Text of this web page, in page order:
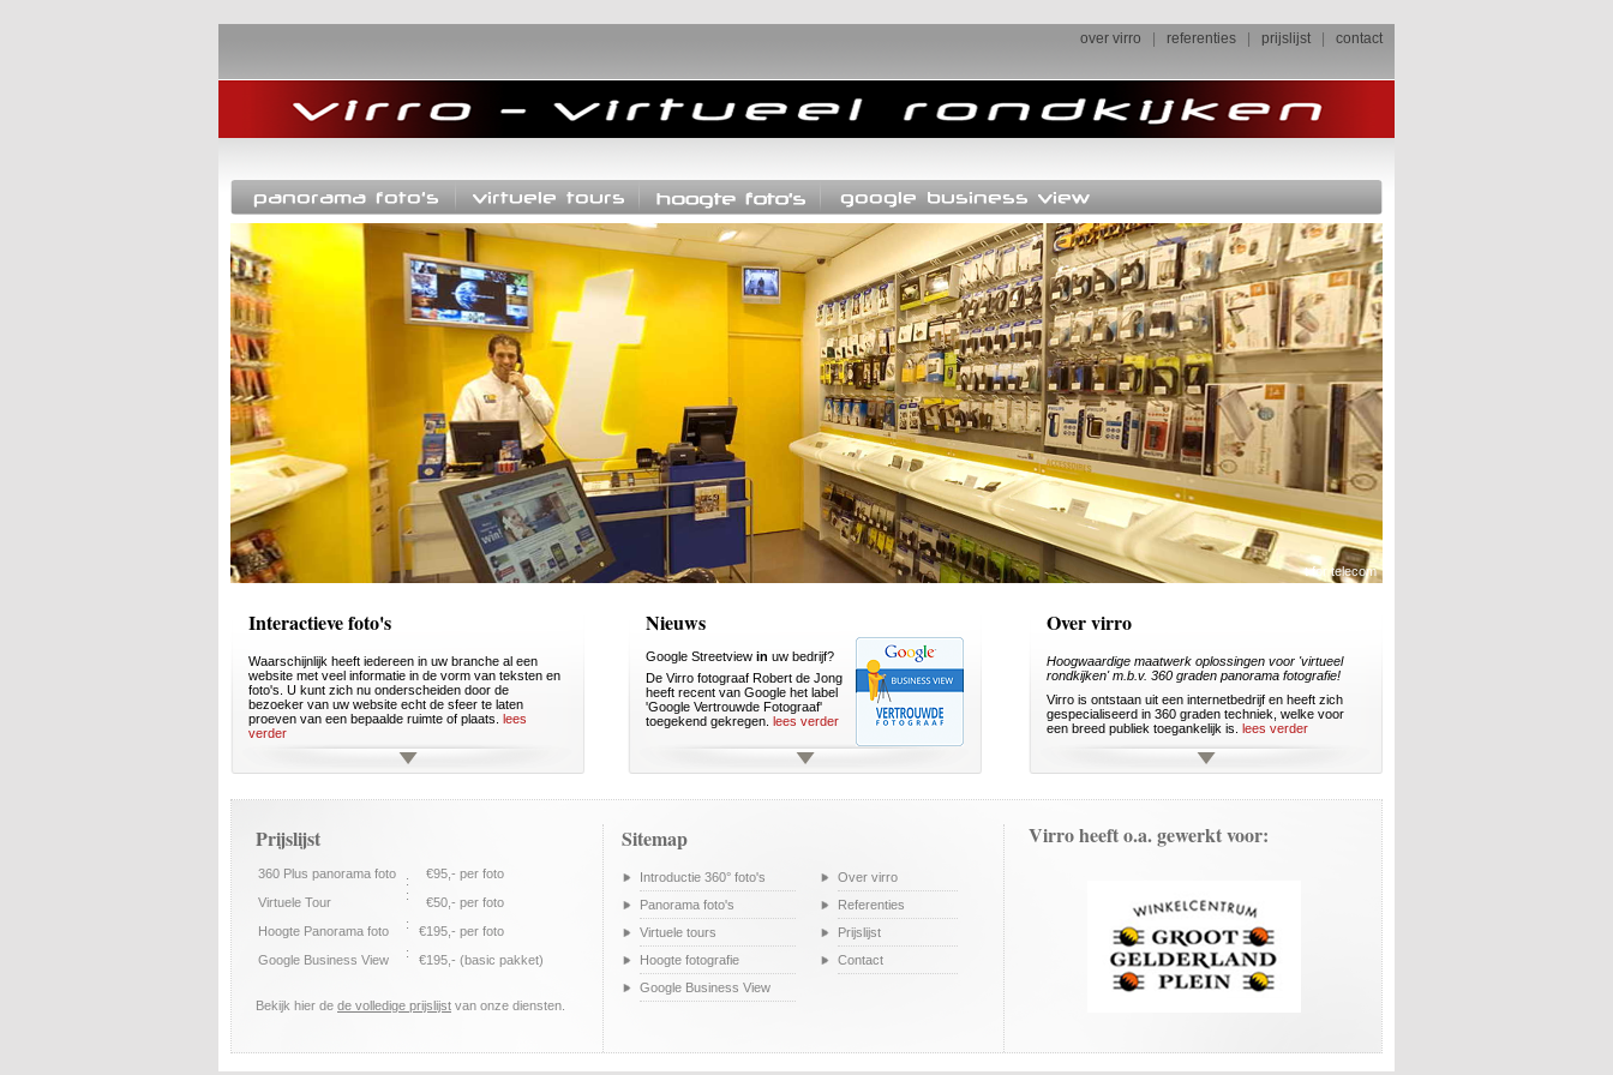
over virro referenties prijslijst contact
Interactieve foto's
Waarschijnlijk heeft iedereen in uw branche al een
website met veel informatie in de vorm van teksten en
foto's. U kunt zich nu onderscheiden door de
bezoeker van uw website echt de sfeer te laten
proeven van een bepaalde ruimte of plaats. lees
verder
Nieuws
Google Streetview in uw bedrijf?
De Virro fotograaf Robert de Jong
heeft recent van Google het label
'Google Vertrouwde Fotograaf'
toegekend gekregen. lees verder
Over virro
Hoogwaardige maatwerk oplossingen voor 'virtueel
rondkijken' m.b.v. 360 graden panorama fotografie!
Virro is ontstaan uit een internetbedrijf en heeft zich
gespecialiseerd in 360 graden techniek, welke voor
een breed publiek toegankelijk is. lees verder
Prijslijst
360 Plus panorama foto
Virtuele Tour
Hoogte Panorama foto
Google Business View
:
:
:
:
€95,- per foto
€50,- per foto
€195,- per foto
€195,- (basic pakket)
Bekijk hier de de volledige prijslijst van onze diensten.
Sitemap
Introductie 360° foto's
Panorama foto's
Virtuele tours
Hoogte fotografie
Google Business View
Over virro
Referenties
Prijslijst
Contact
Virro heeft o.a. gewerkt voor: